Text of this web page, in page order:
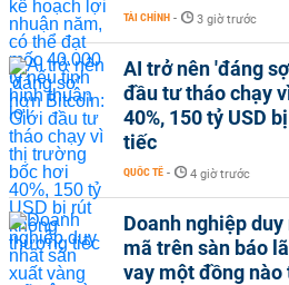
TÀI CHÍNH - 3 giờ trước
AI trở nên 'đáng
đầu tư tháo chạy
40%, 150 tỷ USD
tiếc
QUỐC TẾ - 4 giờ trước
Doanh nghiệp
mã trên sàn báo
vay một đồng nào